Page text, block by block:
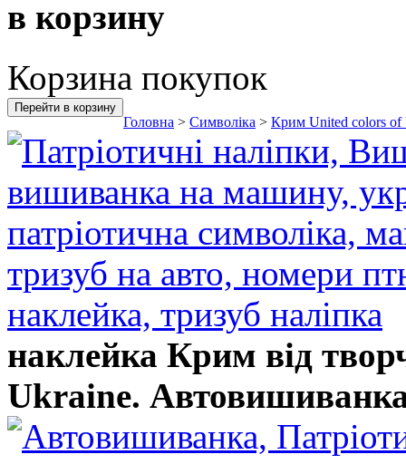
в корзину
Корзина покупок
Перейти в корзину
Головна > Символіка > Крим United colors of
наклейка Крим від
Ukraine.